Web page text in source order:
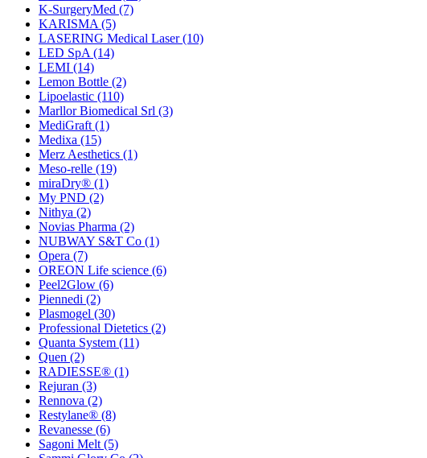
K-SurgeryMed (7)
KARISMA (5)
LASERING Medical Laser(10)
LED SpA (14)
LEMI (14)
Lemon Bottle (2)
Lipoelastic (110)
Marllor Biomedical Srl (3)
MediGraft (1)
Medixa (15)
Merz Aesthetics (1)
Meso-relle (19)
miraDry® (1)
My PND (2)
Nithya (2)
Novias Pharma (2)
NUBWAY S&T Co (1)
Opera (7)
OREON Life science (6)
Peel2Glow (6)
Piennedi (2)
Plasmogel (30)
Professional Dietetics (2)
Quanta System (11)
Quen (2)
RADIESSE® (1)
Rejuran (3)
Rennova (2)
Restylane® (8)
Revanesse (6)
Sagoni Melt (5)